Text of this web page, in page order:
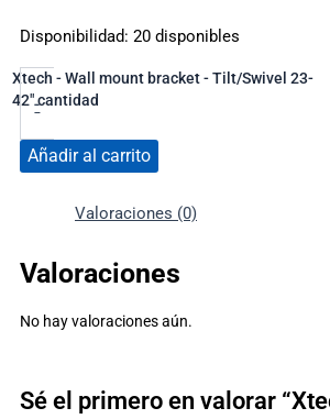
Disponibilidad: 20 disponibles
-
Xtech - Wall mount bracket - Tilt/Swivel 23-
42" cantidad
Añadir al carrito
Valoraciones (0)
Valoraciones
No hay valoraciones aún.
Sé el primero en valorar